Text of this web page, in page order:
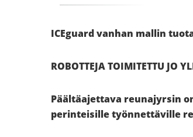
ICEguard vanhan mallin
ROBOTTEJA TOIMITETTU JO
Päältäajettava reunajyrsin
perinteisille työnnettäville